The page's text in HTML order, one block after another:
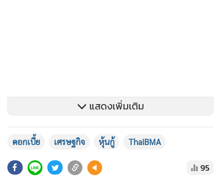
แสดงเพิ่มเติม
ดอกเบี้ย เศรษฐกิจ หุ้นกู้ ThaiBMA
95